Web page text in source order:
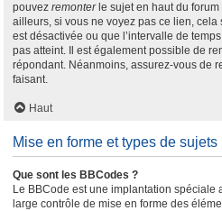
pouvez remonterle sujet en haut du
ailleurs, si vous ne voyez pas ce lien,
est désactivée ou que l’intervalle de
pas atteint. Il est également possible de
répondant. Néanmoins, assurez-vous de
faisant.
Haut
Mise en forme et types de sujets
Que sont les BBCodes ?
Le BBCode est une implantation spéciale
large contrôle de mise en forme des